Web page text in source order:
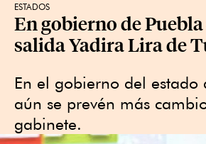
ESTADOS
En gobierno de
salida Yadira Lira de
En el gobierno del estado
aún se prevén más
gabinete.